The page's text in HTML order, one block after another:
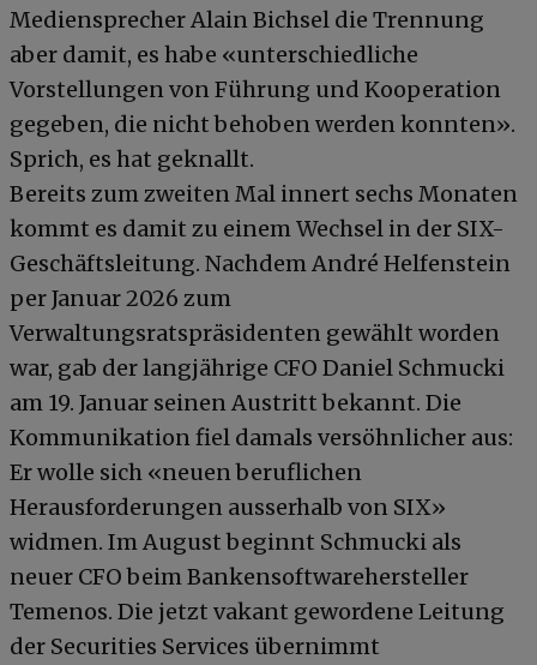
Mediensprecher Alain Bichsel die Trennung
aber damit, es habe «unterschiedliche
Vorstellungen von Führung und Kooperation
gegeben, die nicht behoben werden konnten».
Sprich, es hat geknallt.
Bereits zum zweiten Mal innert sechs Monaten
kommt es damit zu einem Wechsel in der SIX-
Geschäftsleitung. Nachdem André Helfenstein
per Januar 2026 zum
Verwaltungsratspräsidenten gewählt worden
war, gab der langjährige CFO Daniel Schmucki
am 19. Januar seinen Austritt bekannt. Die
Kommunikation fiel damals versöhnlicher aus:
Er wolle sich «neuen beruflichen
Herausforderungen ausserhalb von SIX»
widmen. Im August beginnt Schmucki als
neuer CFO beim Bankensoftwarehersteller
Temenos. Die jetzt vakant gewordene Leitung
der Securities Services übernimmt